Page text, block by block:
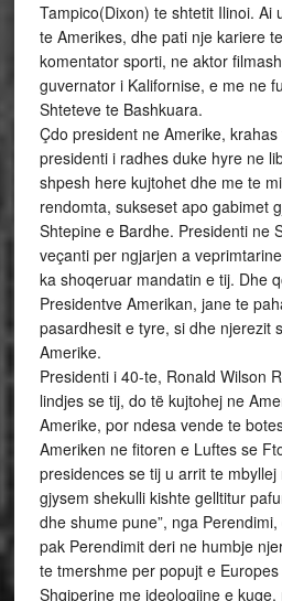
Tampico(Dixon) te shtetit Ilinoi. Ai
te Amerikes, dhe pati nje kariere
komentator sporti, ne aktor
guvernator i Kalifornise, e me ne
Shteteve te Bashkuara.
Çdo president ne Amerike,
presidenti i radhes duke hyre ne
shpesh here kujtohet dhe me te
rendomta, sukseset apo gabimet
Shtepine e Bardhe. Presidenti ne
veçanti per ngjarjen a
ka shoqeruar mandatin e tij. Dhe
Presidentve Amerikan, jane te
pasardhesit e tyre, si dhe njerezit
Amerike.
Presidenti i 40-te, Ronald Wilson
lindjes se tij, do të kujtohej ne
Amerike, por ndesa vende te
Ameriken ne fitoren e Luftes se
presidences se tij u arrit te
gjysem shekulli kishte gelltitur
dhe shume pune”, nga
pak Perendimit deri ne humbje
te tmershme per popujt e
Shqiperine me ideologjine e